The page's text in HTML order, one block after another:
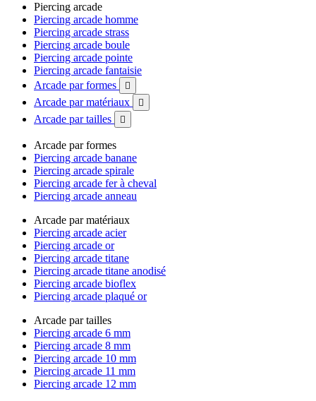
Piercing arcade
Piercing arcade homme
Piercing arcade strass
Piercing arcade boule
Piercing arcade pointe
Piercing arcade fantaisie
Arcade par formes

Arcade par matériaux 
Arcade par tailles 
Arcade par formes
Piercing arcade banane
Piercing arcade spirale
Piercing arcade fer à cheval
Piercing arcade anneau
Arcade par matériaux
Piercing arcade acier
Piercing arcade or
Piercing arcade titane
Piercing arcade titane anodisé
Piercing arcade bioflex
Piercing arcade plaqué or
Arcade par tailles
Piercing arcade 6 mm
Piercing arcade 8 mm
Piercing arcade 10 mm
Piercing arcade 11 mm
Piercing arcade 12 mm